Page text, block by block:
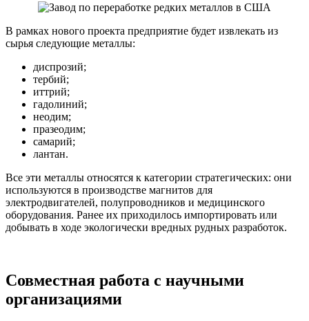
В рамках нового проекта предприятие будет извлекать из
сырья следующие металлы:
диспрозий;
тербий;
иттрий;
гадолиний;
неодим;
празеодим;
самарий;
лантан.
Все эти металлы относятся к категории стратегических: они
используются в производстве магнитов для
электродвигателей, полупроводников и медицинского
оборудования. Ранее их приходилось импортировать или
добывать в ходе экологически вредных рудных разработок.
Совместная работа с научными
организациями